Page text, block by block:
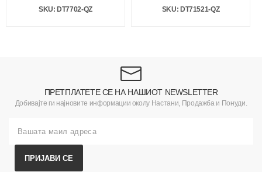
SKU: DT7702-QZ SKU: DT71521-QZ
ПРЕТПЛАТЕТЕ СЕ НА НАШИОТ NEWSLETTER
Добивајте ги најновите информации околу Настани, Продажба и Понуди.
ПРИЈАВИ СЕ